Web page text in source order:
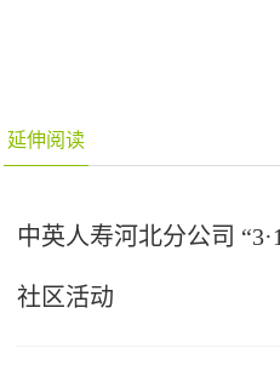
延伸阅读
中英人寿河北分公司
社区活动